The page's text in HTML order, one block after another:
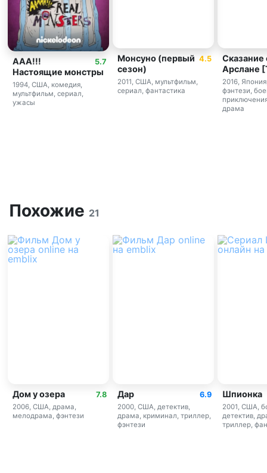
5.7
ААА!!!
Настоящие монстры
1994, США, комедия,
мультфильм, сериал,
ужасы
4.5
Монсуно (первый
сезон)
2011, США, мультфильм,
сериал, фантастика
Сказание
Арслане
2016,
фэнтези,
драма
Похожие 21
7.8
Дом у озера
2006, США, драма,
мелодрама, фэнтези
6.9
Дар
2000, США, детектив,
драма, криминал, триллер,
фэнтези
Шпионка
2001, США,
детектив,
триллер,